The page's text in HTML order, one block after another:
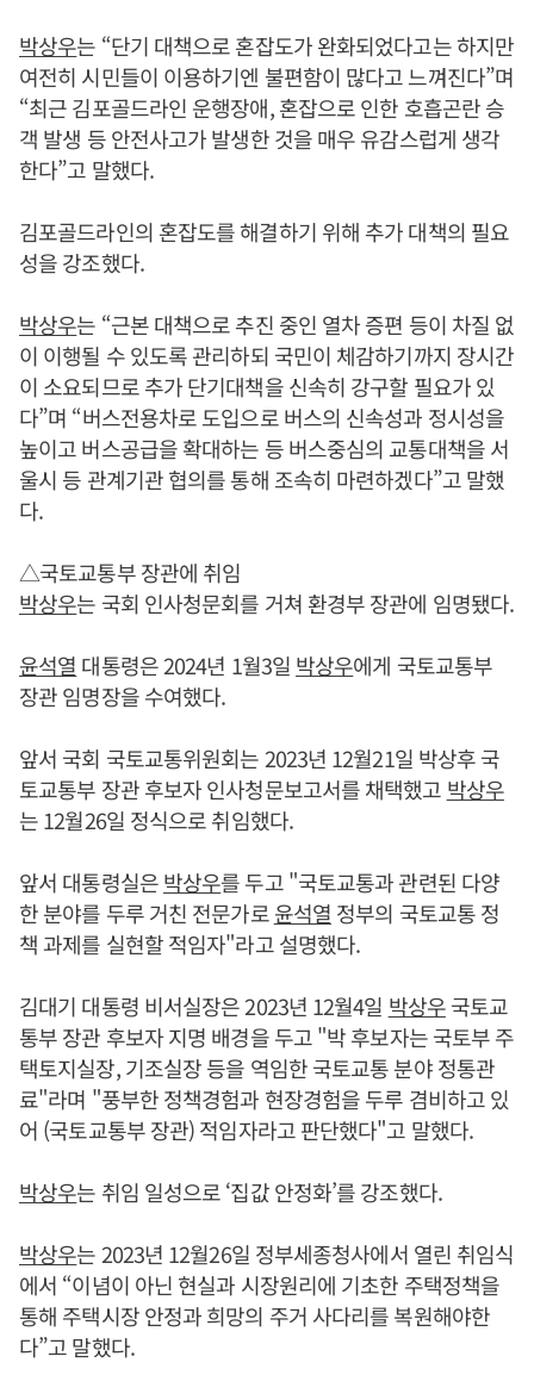
박상우는 “단기 대책으로 혼잡도가 완화되었다고는 하지만
여전히 시민들이 이용하기엔 불편함이 많다고 느껴진다”며
“최근 김포골드라인 운행장애, 혼잡으로 인한 호흡곤란 승
객 발생 등 안전사고가 발생한 것을 매우 유감스럽게 생각
한다”고 말했다.
김포골드라인의 혼잡도를 해결하기 위해 추가 대책의 필요
성을 강조했다.
박상우는 “근본 대책으로 추진 중인 열차 증편 등이 차질 없
이 이행될 수 있도록 관리하되 국민이 체감하기까지 장시간
이 소요되므로 추가 단기대책을 신속히 강구할 필요가 있
다”며 “버스전용차로 도입으로 버스의 신속성과 정시성을
높이고 버스공급을 확대하는 등 버스중심의 교통대책을 서
울시 등 관계기관 협의를 통해 조속히 마련하겠다”고 말했
다.
△국토교통부 장관에 취임
박상우는 국회 인사청문회를 거쳐 환경부 장관에 임명됐다.
윤석열 대통령은 2024년 1월3일 박상우에게 국토교통부
장관 임명장을 수여했다.
앞서 국회 국토교통위원회는 2023년 12월21일 박상후 국
토교통부 장관 후보자 인사청문보고서를 채택했고 박상우
는 12월26일 정식으로 취임했다.
앞서 대통령실은박상우를 두고 "국토교통과 관련된 다양
한 분야를 두루 거친 전문가로윤석열 정부의 국토교통 정
책 과제를 실현할 적임자"라고 설명했다.
김대기 대통령 비서실장은 2023년 12월4일 박상우국토교
통부 장관 후보자 지명 배경을 두고 "박 후보자는 국토부 주
택토지실장, 기조실장 등을 역임한 국토교통 분야 정통관
료"라며 "풍부한 정책경험과 현장경험을 두루 겸비하고 있
어 (국토교통부 장관) 적임자라고 판단했다"고 말했다.
박상우는 취임 일성으로 ‘집값 안정화’를 강조했다.
박상우는 2023년 12월26일 정부세종청사에서 열린 취임식
에서 “이념이 아닌 현실과 시장원리에 기초한 주택정책을
통해 주택시장 안정과 희망의 주거 사다리를 복원해야한
다”고 말했다.